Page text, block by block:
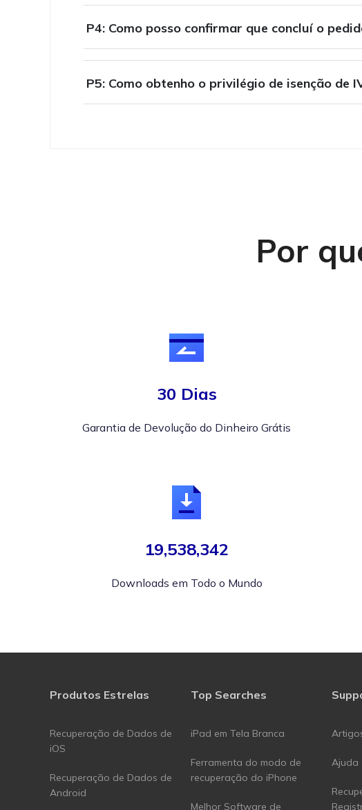
P4: Como posso confirmar que concluí o
P5: Como obtenho o privilégio de isenção de
Por
30 Dias
Garantia de Devolução do Dinheiro Grátis
19,538,342
Downloads em Todo o Mundo
Produtos Estrelas
Recuperação de Dados de
iOS
Recuperação de Dados de
Android
Top Searches
iPad em Tela Branca
Ferramenta do modo de
recuperação do iPhone
Melhor Software de
Ajuda